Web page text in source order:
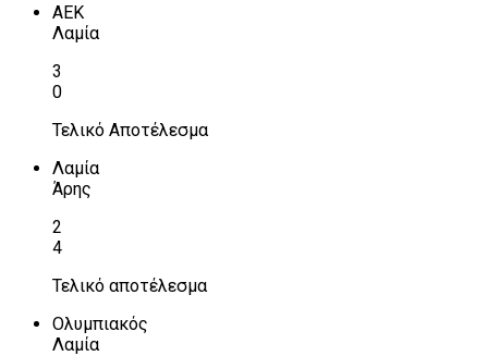
ΑΕΚ
Λαμία
3
0
Τελικό Αποτέλεσμα
Λαμία
Άρης
2
4
Τελικό αποτέλεσμα
Ολυμπιακός
Λαμία